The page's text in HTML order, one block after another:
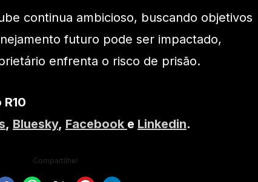
continua ambicioso, buscando objetivos
futuro pode ser impactado,
enfrenta o risco de prisão.
, Bluesky, Facebook e Linkedin.
Compartilhe!